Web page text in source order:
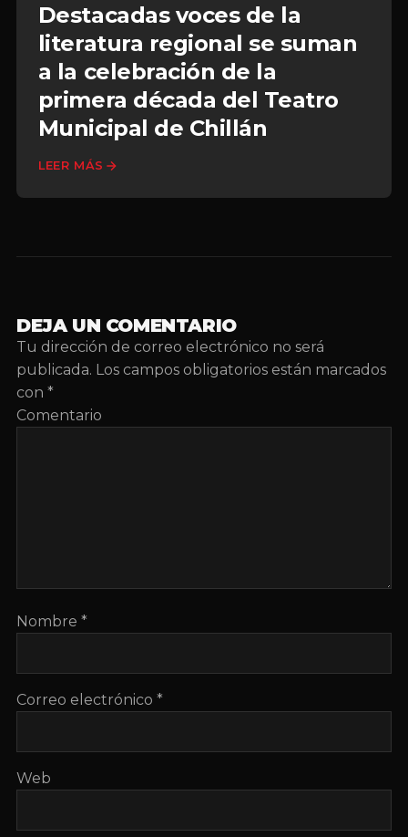
Destacadas voces de la
literatura regional se suman
a la celebración de la
primera década del Teatro
Municipal de Chillán
LEER MÁS
DEJA UN COMENTARIO
Tu dirección de correo electrónico no será
publicada. Los campos obligatorios están marcados
con *
Comentario
Nombre *
Correo electrónico *
Web